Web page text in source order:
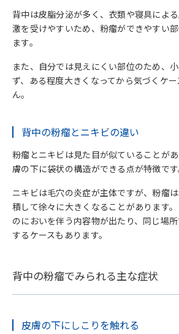
3.背中に粉瘤ができる原因
摩擦や刺激が関与すると考えられて
炎症を起こすと強い痛みや腫れにつ
炎症を繰り返すと治療後の傷あとが
る
粉瘤の自己処置は危険
粉瘤は形成外科・皮膚科を受診
6. 背中の粉瘤の治療方法
背中は皮脂分泌が多く、衣類や寝具によ
激を受けやすいため、粉瘤ができやすい
ます。
また、自分では見えにくい部位のため、
ず、ある程度大きくなってから気づくケ
ん。
背中の粉瘤とニキビの違い
粉瘤とニキビは見た目が似ていることが
膚の下に袋状の構造ができる点が特徴です
ニキビは毛穴の炎症が主体ですが、粉瘤
積して徐々に大きくなることがあります
のにおいを伴う内容物が出たり、同じ場
するケースもあります。
背中の粉瘤でみられる主な症状
皮膚の下にしこりを触れる